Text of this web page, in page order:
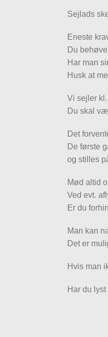
Sejlads
Eneste
Du
Har man
Husk at
Vi sejler
Du skal
Det
De første
og stilles
Mød altid
Ved evt.
Er du
Man kan
Det er
Hvis man
Har du